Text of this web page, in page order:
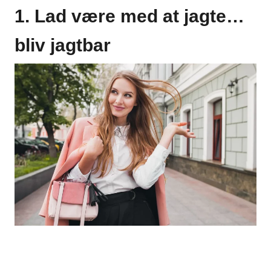
1. Lad være med at jagte…
bliv jagtbar